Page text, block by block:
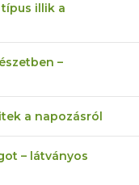
illik a
–
a napozásról
– látványos